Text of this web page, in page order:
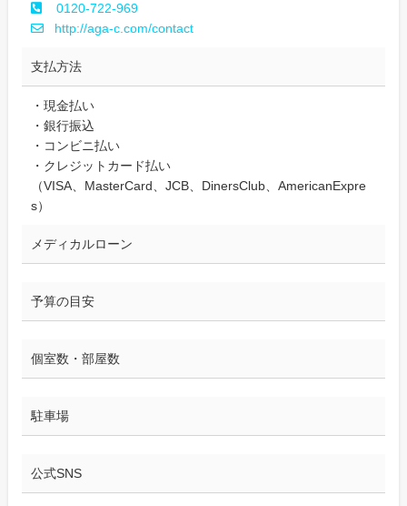
0120-722-969
http://aga-c.com/contact
支払方法
・現金払い
・銀行振込
・コンビニ払い
・クレジットカード払い
（VISA、MasterCard、JCB、DinersClub、AmericanExpre
s）
メディカルローン
予算の目安
個室数・部屋数
駐車場
公式SNS